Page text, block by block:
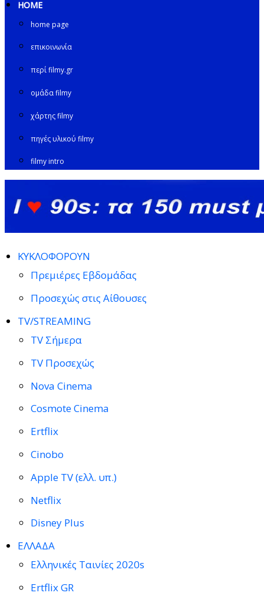
HOME
home page
επικοινωνία
περί filmy.gr
ομάδα filmy
χάρτης filmy
πηγές υλικού filmy
filmy intro
ΚΥΚΛΟΦΟΡΟΥΝ
Πρεμιέρες Εβδομάδας
Προσεχώς στις Αίθουσες
TV/STREAMING
TV Σήμερα
TV Προσεχώς
Nova Cinema
Cosmote Cinema
Ertflix
Cinobo
Apple TV (ελλ. υπ.)
Netflix
Disney Plus
ΕΛΛΑΔΑ
Ελληνικές Ταινίες 2020s
Ertflix GR